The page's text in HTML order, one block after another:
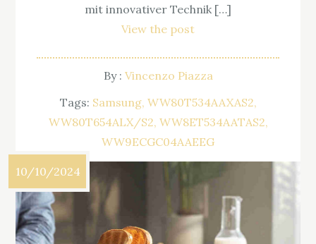
mit innovativer Technik […]
View the post
By : Vincenzo Piazza
Tags: Samsung WW80T534AAXAS2
WW80T654ALX/S2 WW8ET534AATAS2
WW9ECGC04AAEEG
10/10/2024